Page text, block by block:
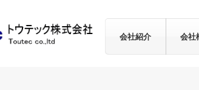
会社紹介 会社